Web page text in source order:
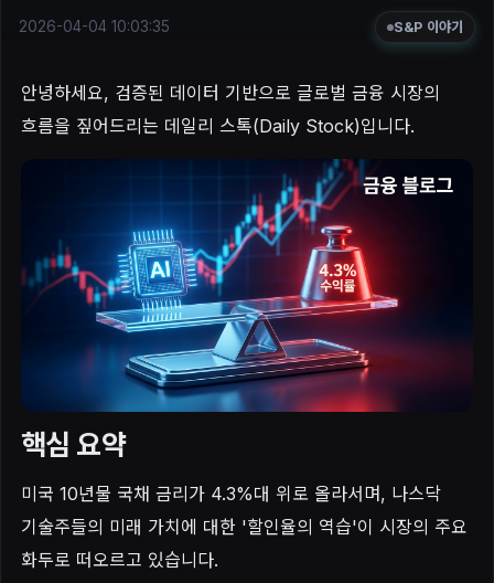
2026-04-04 10:03:35 S&P 이야기
안녕하세요, 검증된 데이터 기반으로 글로벌 금융 시장의
흐름을 짚어드리는 데일리 스톡(Daily Stock)입니다.
핵심 요약
미국 10년물 국채 금리가 4.3%대 위로 올라서며, 나스닥
기술주들의 미래 가치에 대한 '할인율의 역습'이 시장의 주요
화두로 떠오르고 있습니다.